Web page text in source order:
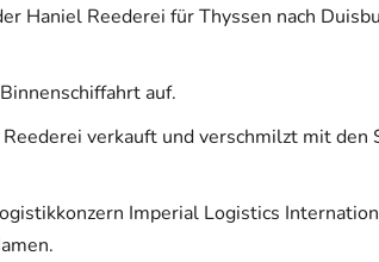
Haniel Reederei für Thyssen nach
auf.
verkauft und verschmilzt mit den
Imperial Logistics